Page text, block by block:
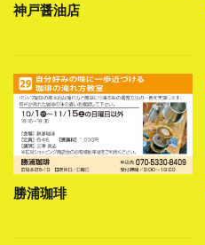
神戸醤油店
勝浦珈琲